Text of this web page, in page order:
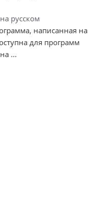
русском
написанная на
для программ
...